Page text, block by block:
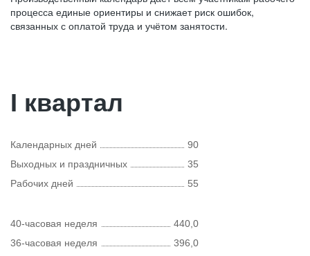
процесса единые ориентиры и снижает риск ошибок,
связанных с оплатой труда и учётом занятости.
I квартал
Календарных дней
90
Выходных и праздничных
35
Рабочих дней
55
40-часовая неделя
440,0
36-часовая неделя
396,0